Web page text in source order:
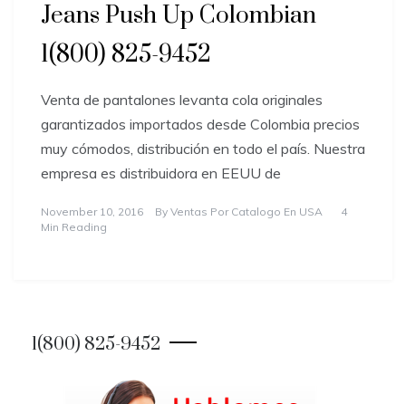
Jeans Push Up Colombian
1(800) 825-9452
Venta de pantalones levanta cola originales
garantizados importados desde Colombia precios
muy cómodos, distribución en todo el país. Nuestra
empresa es distribuidora en EEUU de
November 10, 2016 By Ventas Por Catalogo En USA
4
Min Reading
1(800) 825-9452